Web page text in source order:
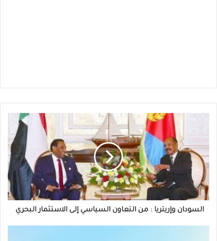
من
التعاون
السياسي
إلى
الاستثمار
البحري
السودان وإريتريا : من التعاون السياسي إلى الاستثمار البحري